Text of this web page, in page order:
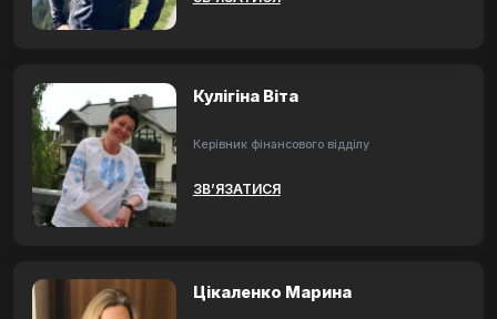
Кулігіна Віта
Керівник фінансового відділу
ЗВ’ЯЗАТИСЯ
Цікаленко Марина